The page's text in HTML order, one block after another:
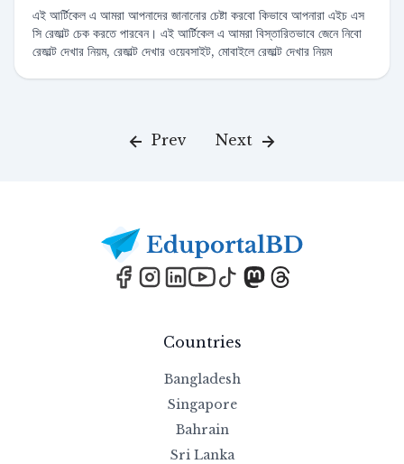
এই আর্টিকেল এ আমরা আপনাদের জানানোর চেষ্টা করবো কিভাবে আপনারা এইচ এস
সি রেজাল্ট চেক করতে পারবেন। এই আর্টিকেল এ আমরা বিস্তারিতভাবে জেনে নিবো
রেজাল্ট দেখার নিয়ম, রেজাল্ট দেখার ওয়েবসাইট, মোবাইলে রেজাল্ট দেখার নিয়ম
Prev Next
Countries
Bangladesh
Singapore
Bahrain
Sri Lanka